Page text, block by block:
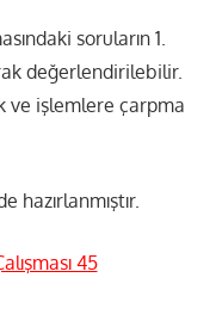
soruların 1.
değerlendirilebilir.
ve işlemlere çarpma
hazırlanmıştır.
45